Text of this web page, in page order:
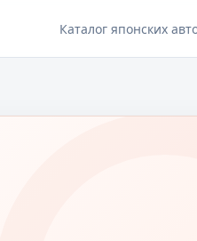
Каталог японских